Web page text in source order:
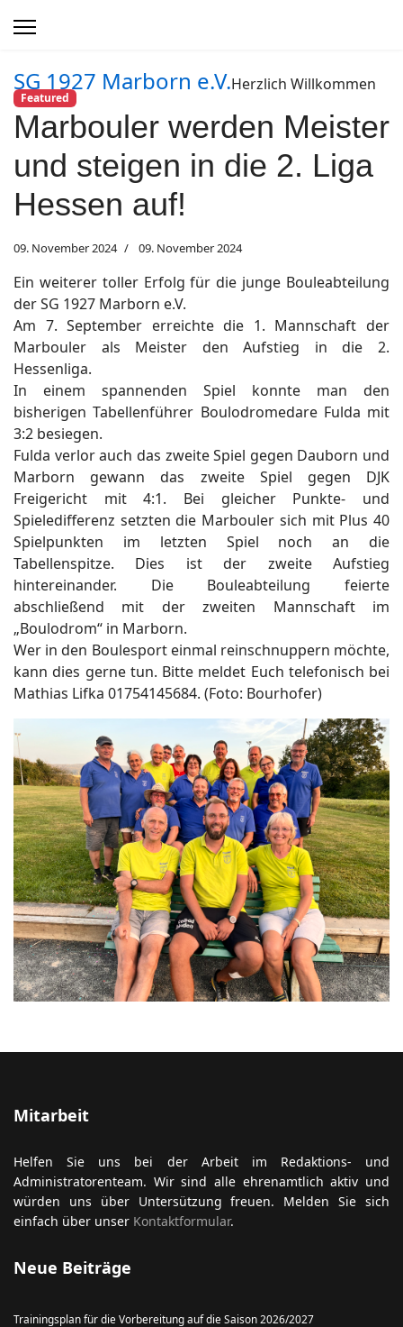
SG 1927 Marborn e.V.Herzlich Willkommen
Featured
Marbouler werden Meister
und steigen in die 2. Liga
Hessen auf!
09. November 2024 09. November 2024
Ein weiterer toller Erfolg für die junge Bouleabteilung
der SG 1927 Marborn e.V.
Am 7. September erreichte die 1. Mannschaft der
Marbouler als Meister den Aufstieg in die 2.
Hessenliga.
In einem spannenden Spiel konnte man den
bisherigen Tabellenführer Boulodromedare Fulda mit
3:2 besiegen.
Fulda verlor auch das zweite Spiel gegen Dauborn und
Marborn gewann das zweite Spiel gegen DJK
Freigericht mit 4:1. Bei gleicher Punkte- und
Spieledifferenz setzten die Marbouler sich mit Plus 40
Spielpunkten im letzten Spiel noch an die
Tabellenspitze. Dies ist der zweite Aufstieg
hintereinander. Die Bouleabteilung feierte
abschließend mit der zweiten Mannschaft im
„Boulodrom“ in Marborn.
Wer in den Boulesport einmal reinschnuppern möchte,
kann dies gerne tun. Bitte meldet Euch telefonisch bei
Mathias Lifka 01754145684. (Foto: Bourhofer)
Mitarbeit
Helfen Sie uns bei der Arbeit im Redaktions- und
Administratorenteam. Wir sind alle ehrenamtlich aktiv und
würden uns über Untersützung freuen. Melden Sie sich
einfach über unser Kontaktformular.
Neue Beiträge
Trainingsplan für die Vorbereitung auf die Saison 2026/2027
anzeigen